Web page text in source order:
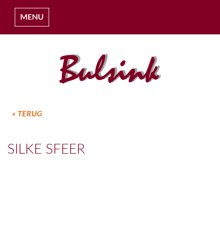
MENU
OVER ONS
« TERUG
SILKE SFEER